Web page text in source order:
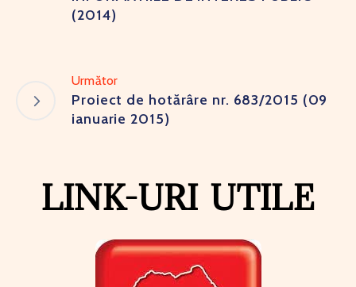
(2014)
Următor
Proiect de hotărâre nr. 683/2015 (09
ianuarie 2015)
LINK-URI UTILE